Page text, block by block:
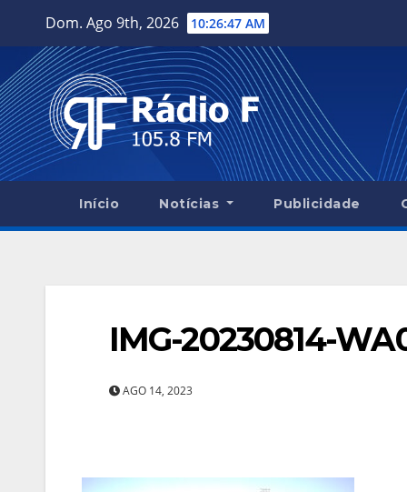
content
Dom. Ago 9th, 2026 10:26:48 AM
Início Notícias Publicidade
IMG-20230814-
AGO 14, 2023